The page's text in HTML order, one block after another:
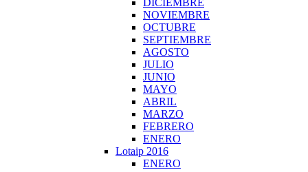
DICIEMBRE
NOVIEMBRE
OCTUBRE
SEPTIEMBRE
AGOSTO
JULIO
JUNIO
MAYO
ABRIL
MARZO
FEBRERO
ENERO
Lotaip 2016
ENERO